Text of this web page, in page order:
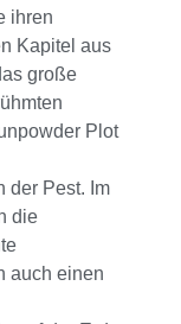
ihren
Kapitel aus
große
Plot
der Pest. Im
die
auch einen